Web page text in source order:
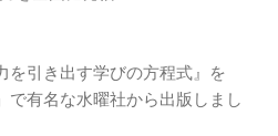
を引き出す学びの方程式』を
で有名な水曜社から出版しまし